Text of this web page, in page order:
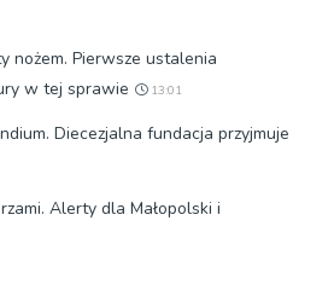
nożem. Pierwsze ustalenia
w tej sprawie
13:01
Diecezjalna fundacja przyjmuje
Alerty dla Małopolski i